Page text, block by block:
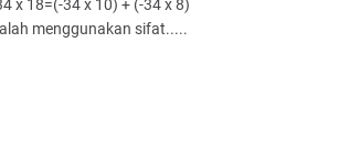
x 18=(-34 x 10) + (-34 x 8)
menggunakan sifat.....